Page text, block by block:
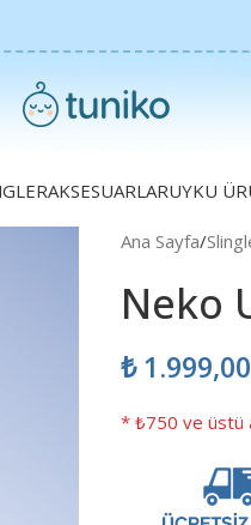
AKSESUARLARUYKU
Ana Sayfa
Neko
₺1.999,00
* ₺750 ve üstü